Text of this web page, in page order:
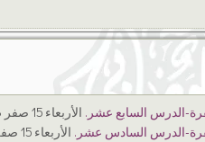
الدرس السابع عشر. الأربعاء 15 صفر 1448هـ 29-7-2026م
الدرس السادس عشر. الأربعاء 15 صفر 1448هـ 29-7-2026م